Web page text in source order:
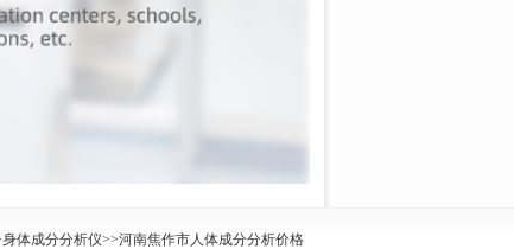
身体成分分析仪>>河南焦作市人体成分分析价格